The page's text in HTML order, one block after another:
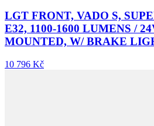
LGT FRONT, VADO S,
E32, 1100-1600 LUMENS /
MOUNTED, W/ BRAKE
10 796 Kč